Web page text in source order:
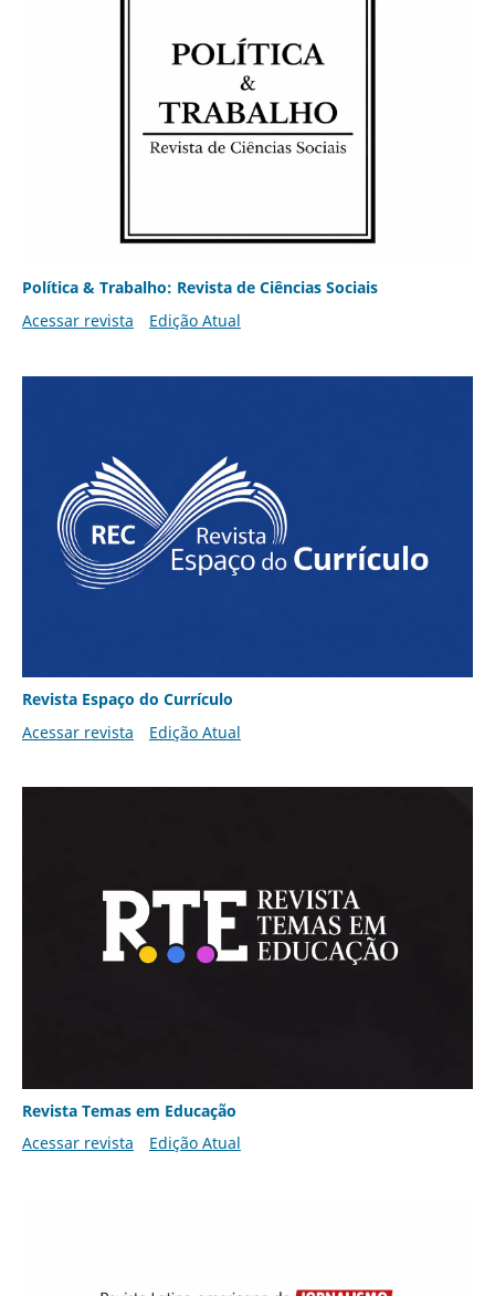
Política & Trabalho: Revista de Ciências Sociais
Acessar revista
Edição Atual
Revista Espaço do Currículo
Acessar revista
Edição Atual
Revista Temas em Educação
Acessar revista
Edição Atual